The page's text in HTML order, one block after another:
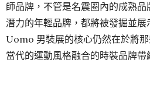
師品牌，不管是名震圈內的成熟
潛力的年輕品牌，都將被發掘並
Uomo 男裝展的核心仍然在於將
當代的運動風格融合的時裝品牌帶